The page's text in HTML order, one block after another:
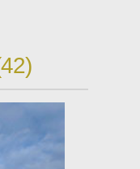
42